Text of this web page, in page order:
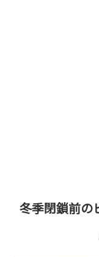
冬季閉鎖前の